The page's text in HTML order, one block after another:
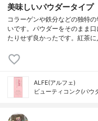
美味しいパウダータイプ
コラーゲンや鉄分などの独特
いです。パウダーをそのまま
たりせず良かったです。紅茶
ALFE(アルフェ)
ビューティコンク(パウ